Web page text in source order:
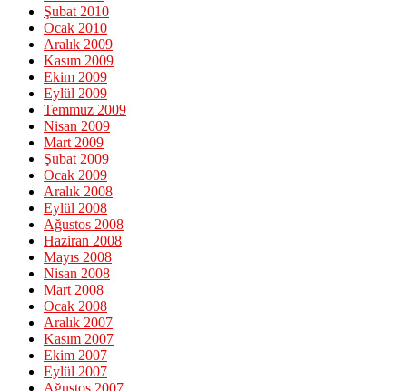
Şubat 2010
Ocak 2010
Aralık 2009
Kasım 2009
Ekim 2009
Eylül 2009
Temmuz 2009
Nisan 2009
Mart 2009
Şubat 2009
Ocak 2009
Aralık 2008
Eylül 2008
Ağustos 2008
Haziran 2008
Mayıs 2008
Nisan 2008
Mart 2008
Ocak 2008
Aralık 2007
Kasım 2007
Ekim 2007
Eylül 2007